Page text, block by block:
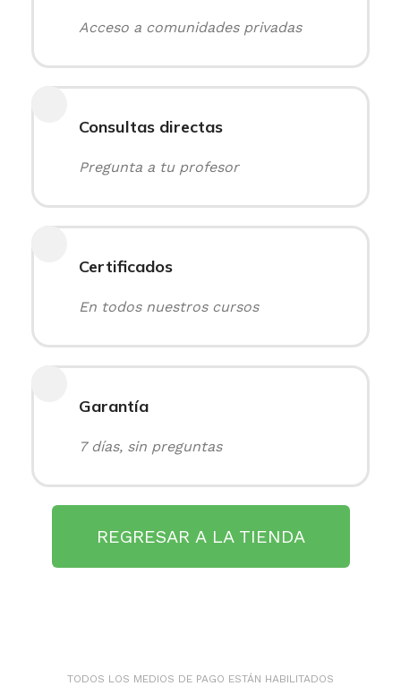
Acceso a comunidades privadas
Consultas directas
Pregunta a tu profesor
Certificados
En todos nuestros cursos
Garantía
7 días, sin preguntas
REGRESAR A LA TIENDA
TODOS LOS MEDIOS DE PAGO ESTÁN HABILITADOS